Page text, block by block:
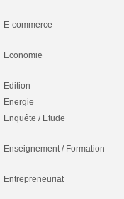
E-commerce
Economie
Edition
Energie
Enquête / Etude
Enseignement / Formation
Entrepreneuriat